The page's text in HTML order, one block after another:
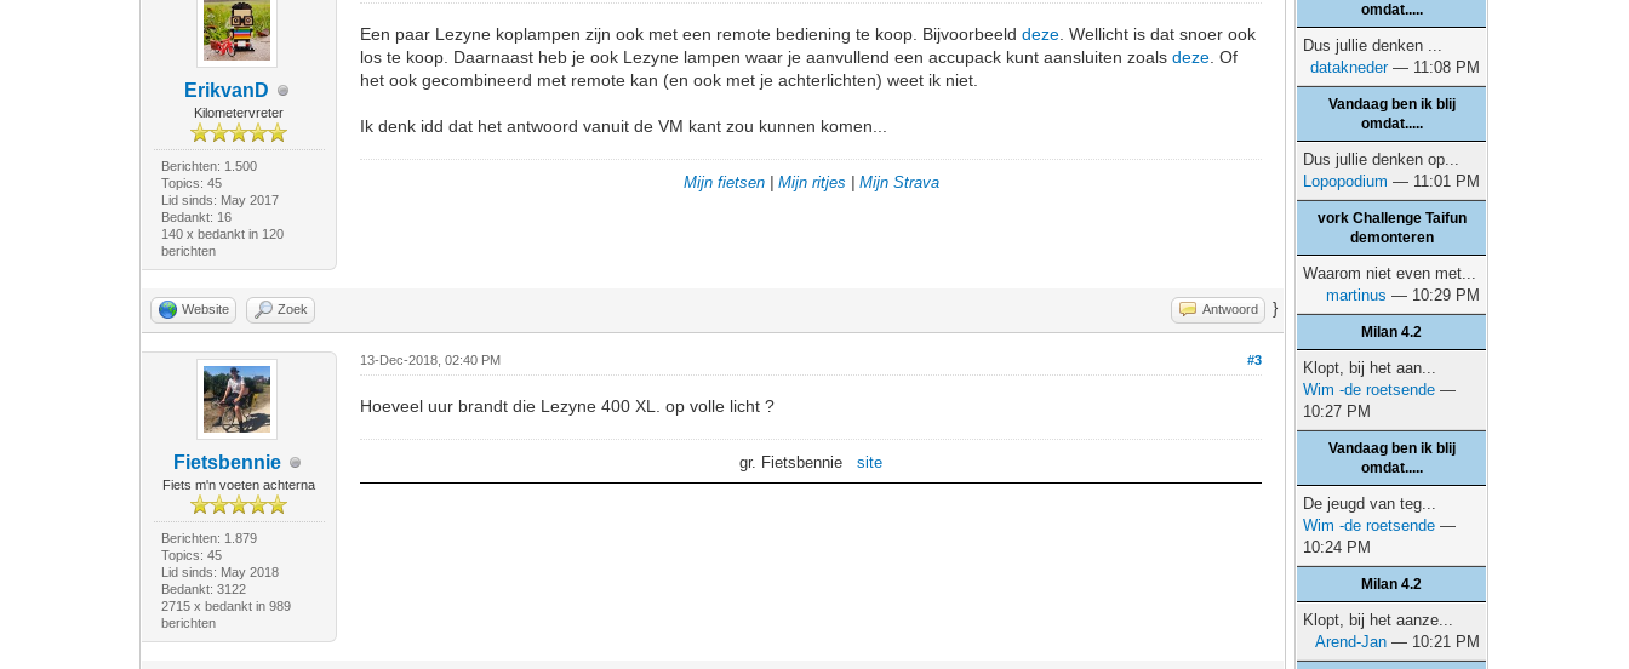
ErikvanD
Kilometervreter
Berichten: 1.500
Topics: 45
Lid sinds: May 2017
Bedankt: 16
140 x bedankt in 120
berichten
Een paar Lezyne koplampen zijn ook met een remote bediening te koop. Bijvoorbeelddeze . Wellicht is dat snoer ook
los te koop. Daarnaast heb je ook Lezyne lampen waar je aanvullend een accupack kunt aansluiten zoalsdeze . Of
het ook gecombineerd met remote kan (en ook met je achterlichten) weet ik niet.
Ik denk idd dat het antwoord vanuit de VM kant zou kunnen komen...
Mijn fietsen| Mijn ritjes Mijn Strava
Website Zoek Antwoord }
Fietsbennie
Fiets m'n voeten achterna
Berichten: 1.879
Topics: 45
Lid sinds: May 2018
Bedankt: 3122
2715 x bedankt in 989
berichten
#3
13-Dec-2018, 02:40 PM
Hoeveel uur brandt die Lezyne 400 XL. op volle licht ?
gr. Fietsbenniesite
omdat.....
Dus jullie denken ...
datakneder— 11:08 PM
Vandaag ben ik blij
omdat.....
Dus jullie denken op...
Lopopodium — 11:01 PM
vork Challenge Taifun
demonteren
Waarom niet even met...
martinus — 10:29 PM
Milan 4.2
Klopt, bij het aan...
Wim -de roetsende —
10:27 PM
Vandaag ben ik blij
omdat.....
De jeugd van teg...
Wim -de roetsende —
10:24 PM
Milan 4.2
Klopt, bij het aanze...
Arend-Jan — 10:21 PM